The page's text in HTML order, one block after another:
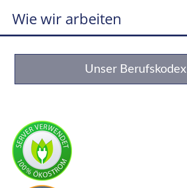
Wie wir arbeiten
Unser Berufskodex